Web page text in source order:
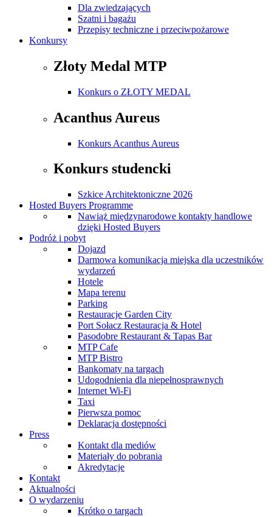
Dla zwiedzających
Szatni i bagażu
Przepisy techniczne i przeciwpożarowe
Konkursy
Złoty Medal MTP
Konkurs o ZŁOTY MEDAL
Acanthus Aureus
Konkurs Acanthus Aureus
Konkurs studencki
Szkice Architektoniczne 2026
Hosted Buyers Programme
Nawiąż międzynarodowe kontakty handlowe
dzięki Hosted Buyers
Podróż i pobyt
Dojazd
Darmowa komunikacja miejska dla uczestników
wydarzeń
Hotele
Mapa terenu
Parking
Restauracje Garden City
Port Sołacz Restauracja & Hotel
Pasodobre Restaurant & Tapas Bar
MTP Cafe
MTP Bistro
Bankomaty na targach
Udogodnienia dla niepełnosprawnych
Internet Wi-Fi
Taxi
Pierwsza pomoc
Deklaracja dostępności
Press
Kontakt dla mediów
Materiały do pobrania
Akredytacje
Kontakt
Aktualności
O wydarzeniu
Krótko o targach